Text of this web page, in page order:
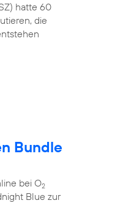
hatte 60
die
Bundle
bei O2
Blue zur